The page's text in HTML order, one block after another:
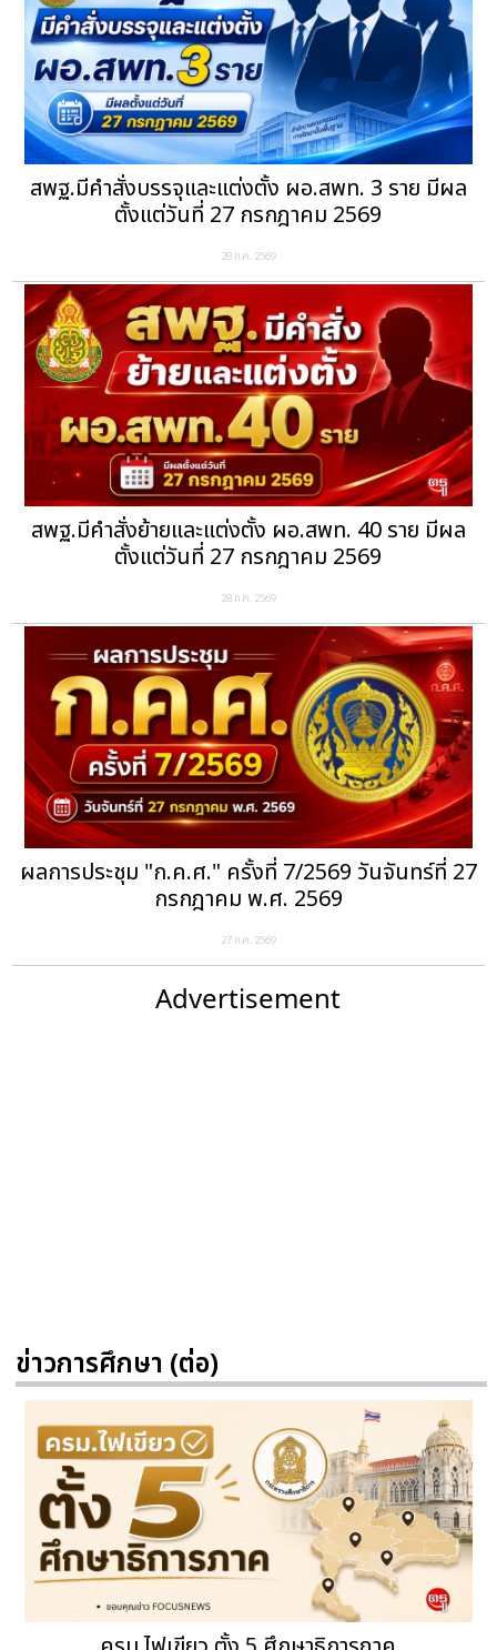
สพฐ.มีคำสั่งบรรจุและแต่งตั้ง ผอ.สพท. 3 ราย มีผล
ตั้งแต่วันที่ 27 กรกฎาคม 2569
28 ก.ค. 2569
สพฐ.มีคำสั่งย้ายและแต่งตั้ง ผอ.สพท. 40 ราย มีผล
ตั้งแต่วันที่ 27 กรกฎาคม 2569
28 ก.ค. 2569
ผลการประชุม "ก.ค.ศ." ครั้งที่ 7/2569 วันจันทร์ที่ 27
กรกฎาคม พ.ศ. 2569
27 ก.ค. 2569
Advertisement
ข่าวการศึกษา (ต่อ)